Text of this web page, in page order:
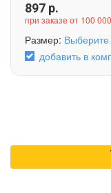
897 р.
при заказе от 100
Размер:
добавить в